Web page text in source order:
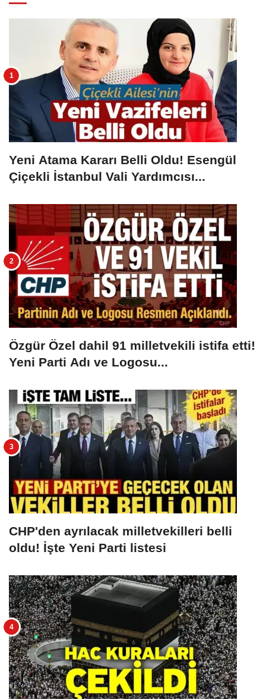
Yeni Atama Kararı Belli Oldu! Esengül
Çiçekli İstanbul Vali Yardımcısı...
Özgür Özel dahil 91 milletvekili istifa etti!
Yeni Parti Adı ve Logosu...
CHP'den ayrılacak milletvekilleri belli
oldu! İşte Yeni Parti listesi